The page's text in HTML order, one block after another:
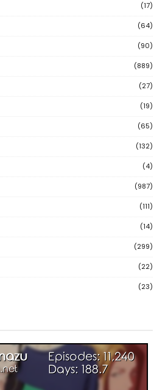
(17)
(64)
(90)
(889)
(27)
(19)
(65)
(132)
(4)
(987)
(111)
(14)
(299)
(22)
(23)